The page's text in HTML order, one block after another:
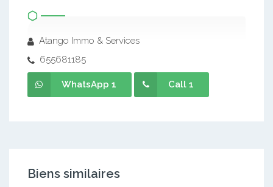
Atango Immo & Services
655681185
WhatsApp 1 Call 1
Biens similaires